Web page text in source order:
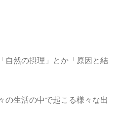
自然の摂理」とか「原因と結
の生活の中で起こる様々な出